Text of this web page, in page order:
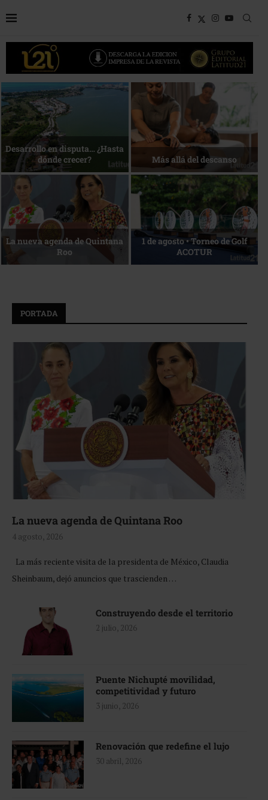
Bottega, un viaje servido a la
mesa
Energía que Impulsa la
competitividad
Reconocimiento de viajeros La esencia del servicio
PORTADA
La nueva agenda de Quintana Roo
4 agosto, 2026
La más reciente visita de la presidenta de México, Claudia
Sheinbaum, dejó anuncios que trascienden …
Construyendo desde el territorio
2 julio, 2026
Puente Nichupté movilidad,
competitividad y futuro
3 junio, 2026
Renovación que redefine el lujo
30 abril, 2026